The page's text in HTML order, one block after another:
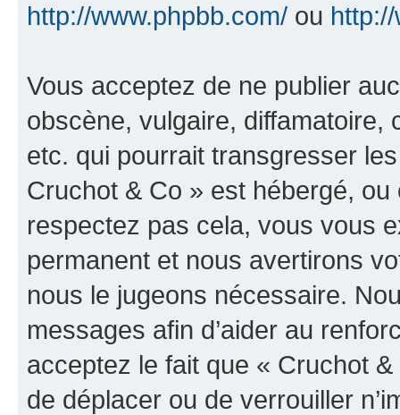
http://www.phpbb.com/ ou
Vous acceptez de ne publier
obscène, vulgaire, diffamatoire,
etc. qui pourrait transgresser
Cruchot & Co » est hébergé,
respectez pas cela, vous vous
permanent et nous avertirons
nous le jugeons nécessaire.
messages afin d’aider au
acceptez le fait que « Cruchot
de déplacer ou de verrouiller